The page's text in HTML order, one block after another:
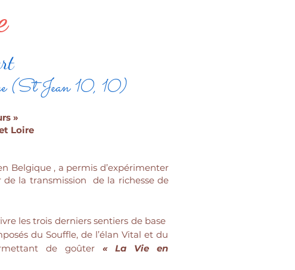
(St Jean 10, 10)
»
Loire
Belgique , a permis d’expérimenter
la transmission de la richesse de
les trois derniers sentiers de base
du Souffle, de l’élan Vital et du
de goûter « La Vie en